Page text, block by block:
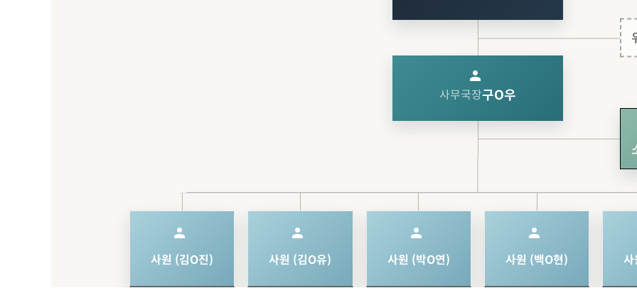
person
사무국장구O우
person
사원 (김O진)
person
사원 (김O유)
person
사원 (박O연)
person
사원 (백O현)